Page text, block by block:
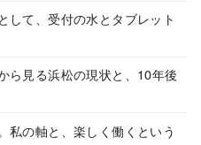
して、受付の水とタブレット
ら見る浜松の現状と、10年後
私の軸と、楽しく働くという